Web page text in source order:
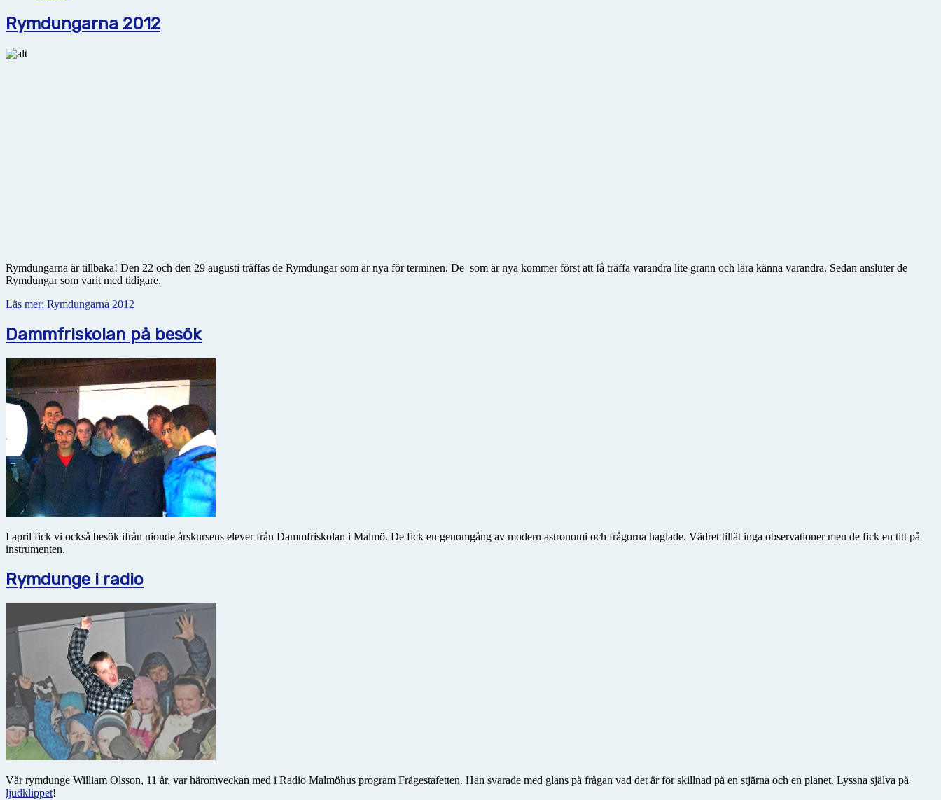
Rymdungarna 2012
Rymdungarna är tillbaka! Den 22 och den 29 augusti träffas de Rymdungar som är nya för terminen. De som är nya kommer först att få träffa varandra lite grann och lära känna varandra. Sedan ansluter de
Rymdungar som varit med tidigare.
Läs mer: Rymdungarna 2012
Dammfriskolan på besök
I april fick vi också besök ifrån nionde årskursens elever från Dammfriskolan i Malmö. De fick en genomgång av modern astronomi och frågorna haglade. Vädret tillät inga observationer men de fick en titt på
instrumenten.
Rymdunge i radio
Vår rymdunge William Olsson, 11 år, var häromveckan med i Radio Malmöhus program Frågestafetten. Han svarade med glans på frågan vad det är för skillnad på en stjärna och en planet. Lyssna själva på
ljudklippet!